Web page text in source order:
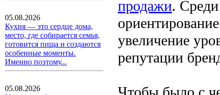
05.08.2026
Кухня — это сердце дома,
место, где собирается семья,
готовится пища и создаются
особенные моменты.
Именно поэтому...
05.08.2026
продажи.
увеличение
репутации